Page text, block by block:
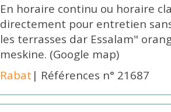
En horaire continu ou horaire
directement pour entretien
les terrasses dar Essalam"
meskine. (Google map)
Rabat | Références n° 21687